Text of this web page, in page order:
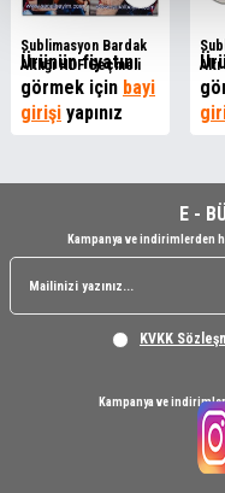
Sublimasyon Bardak
Altlığı HDF Geçmeli
Ürünün fiyatını
görmek için bayi
girişi yapınız
Altı
E -
Kampanya ve indirimlerden
KVKK
Kampanya ve